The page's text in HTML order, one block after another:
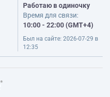
Работаю в одиночку
Время для связи:
10:00 - 22:00 (GMT+4)
Был на сайте: 2026-07-29 в
12:35
*